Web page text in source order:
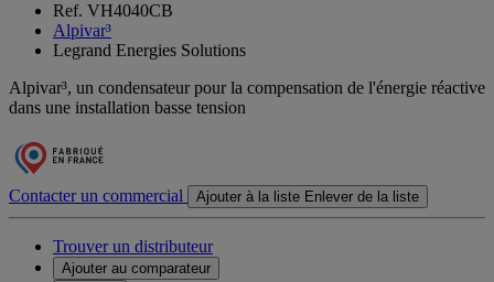
Ref. VH4040CB
Alpivar³
Legrand Energies Solutions
Alpivar³, un condensateur pour la compensation de l'énergie réactive
dans une installation basse tension
Contacter un commercial Ajouter à la liste Enlever de la liste
Trouver un distributeur
Ajouter au comparateur